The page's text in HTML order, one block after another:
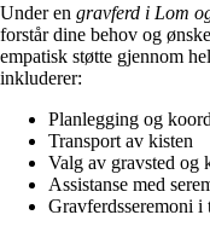
Under en gravferd i Lom
forstår dine behov og
empatisk støtte gjennom
inkluderer:
Planlegging og
Transport av kisten
Valg av gravsted og
Assistanse med
Gravferdsseremoni i